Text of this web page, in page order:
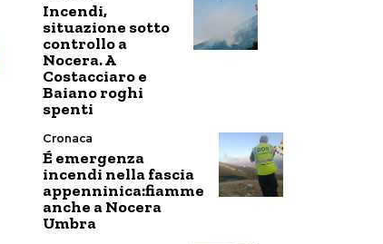
Incendi,
situazione sotto
controllo a
Nocera. A
Costacciaro e
Baiano roghi
spenti
Cronaca
É emergenza
incendi nella fascia
appenninica:fiamme
anche a Nocera
Umbra